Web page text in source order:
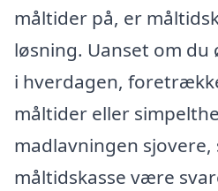
måltider på, er
løsning. Uanset om du
i hverdagen,
måltider eller
madlavningen sjovere,
måltidskasse være